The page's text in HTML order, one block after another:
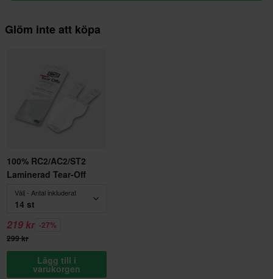
Glöm inte att köpa
100% RC2/AC2/ST2
Laminerad Tear-Off
Välj - Antal inkluderat
14 st
219 kr -27%
299 kr
Lägg till i
varukorgen